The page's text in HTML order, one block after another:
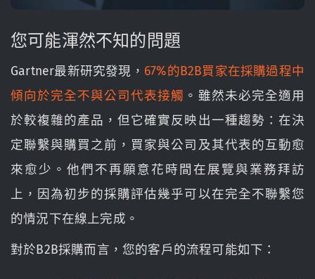
您可能渾然不知的問題
Gartner最新研究發現， 67%的B2B買家在採購過程中
傾向於完全不與公司代表接觸 。雖然未必完全適用
於較複雜的產品，但它確實反映出一種趨勢：在決
定聯繫與購買之前，買家與公司及其代表的互動愈
來愈少。他們不再願意花時間在展覽與業務拜訪
上，因為初步的採購評估幾乎可以在完全不聯繫您
的情況下在線上完成。
對於B2B採購而言，您的客戶的流程可能如下：